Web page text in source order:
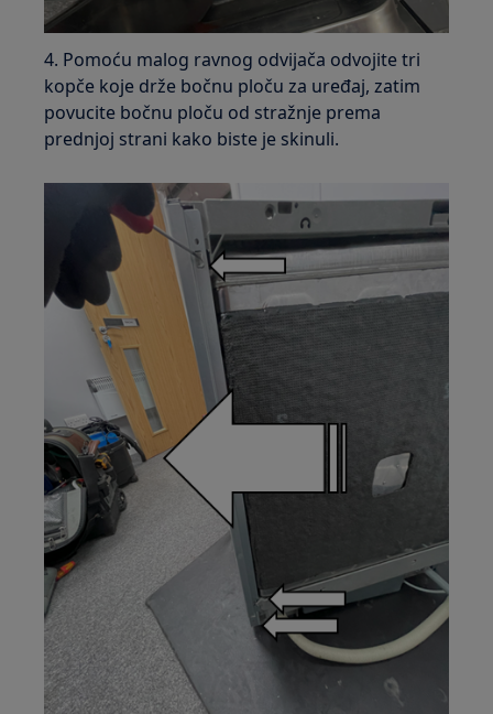
4. Pomoću malog ravnog odvijača odvojite tri
kopče koje drže bočnu ploču za uređaj, zatim
povucite bočnu ploču od stražnje prema
prednjoj strani kako biste je skinuli.